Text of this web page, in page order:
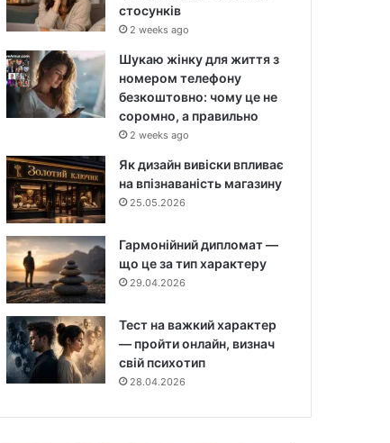
стосунків
2 weeks ago
Шукаю жінку для життя з
номером телефону
безкоштовно: чому це не
соромно, а правильно
2 weeks ago
Як дизайн вивіски впливає
на впізнаваність магазину
25.05.2026
Гармонійний дипломат —
що це за тип характеру
29.04.2026
Тест на важкий характер
— пройти онлайн, визнач
свій психотип
28.04.2026